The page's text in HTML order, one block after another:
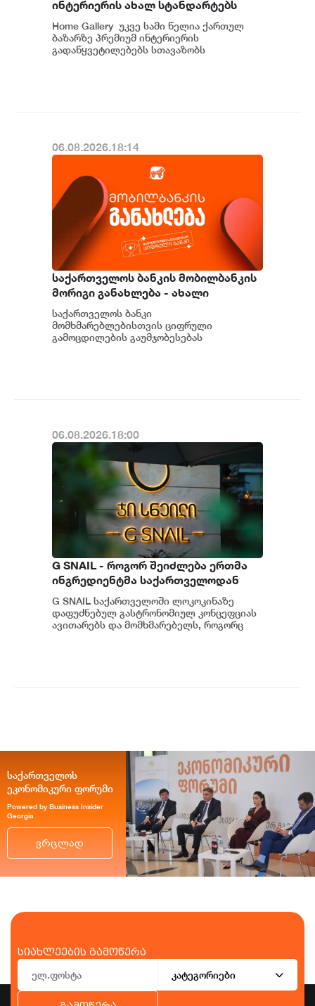
ინტერიერის ახალ სტანდარტებს
საქართველოში
Home Gallery უკვე სამი წელია ქართულ
ბაზარზე პრემიუმ ინტერიერის
გადაწყვეტილებებს სთავაზობს
06.08.2026.18:14
საქართველოს ბანკის მობილბანკის
მორიგი განახლება - ახალი
შესაძლებლობები
მომხმარებლებისთვის
საქართველოს ბანკი
მომხმარებლებისთვის ციფრული
გამოცდილების გაუმჯობესებას
06.08.2026.18:00
G SNAIL - როგორ შეიძლება ერთმა
ინგრედიენტმა საქართველოდან
საერთაშორისო კულინარიულ
კონცეფციას ჩაუყაროს საფუძველი
G SNAIL საქართველოში ლოკოკინაზე
დაფუძნებულ გასტრონომიულ კონცეფციას
ავითარებს და მომხმარებელს, როგორც
საქართველოს
ეკონომიკური ფორუმი
Powered by Business Insider
Georgia
ვრცლად
სიახლეების გამოწერა
კატეგორიები